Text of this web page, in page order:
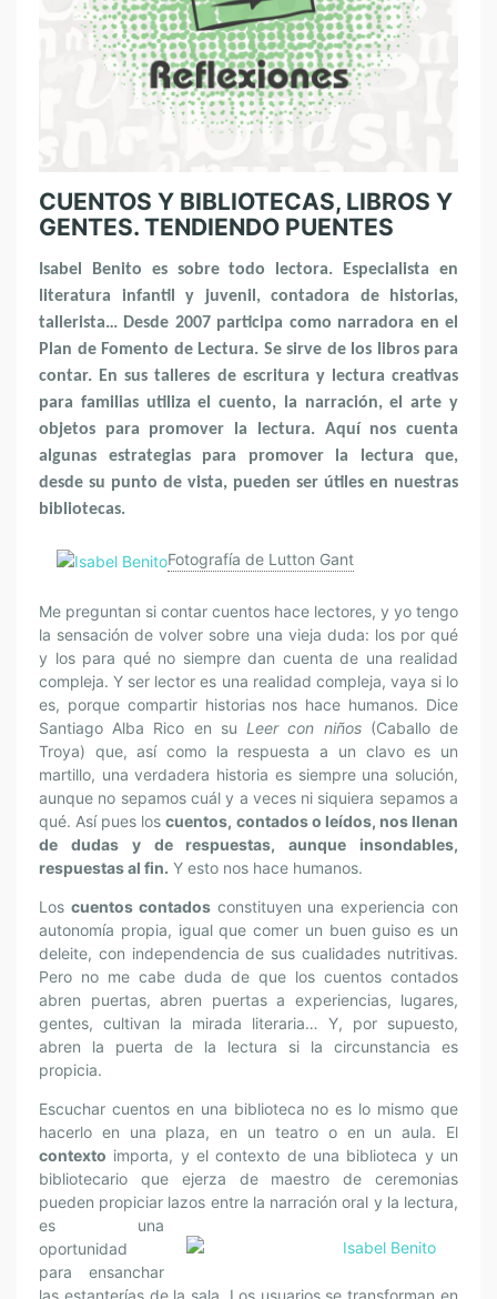
CUENTOS Y BIBLIOTECAS, LIBROS Y
GENTES. TENDIENDO PUENTES
Isabel Benito es sobre todo lectora. Especialista en
literatura infantil y juvenil, contadora de historias,
tallerista… Desde 2007 participa como narradora en el
Plan de Fomento de Lectura. Se sirve de los libros para
contar. En sus talleres de escritura y lectura creativas
para familias utiliza el cuento, la narración, el arte y
objetos para promover la lectura. Aquí nos cuenta
algunas estrategias para promover la lectura que,
desde su punto de vista, pueden ser útiles en nuestras
bibliotecas.
Fotografía de Lutton Gant
Me preguntan si contar cuentos hace lectores, y yo tengo
la sensación de volver sobre una vieja duda: los por qué
y los para qué no siempre dan cuenta de una realidad
compleja. Y ser lector es una realidad compleja, vaya si lo
es, porque compartir historias nos hace humanos. Dice
Santiago Alba Rico en suLeer con niños(Caballo de
Troya) que, así como la respuesta a un clavo es un
martillo, una verdadera historia es siempre una solución,
aunque no sepamos cuál y a veces ni siquiera sepamos a
qué. Así pues loscuentos, contados o leídos, nos llenan
de dudas y de respuestas, aunque insondables,
respuestas al fin. Y esto nos hace humanos.
Los cuentos contadosconstituyen una experiencia con
autonomía propia, igual que comer un buen guiso es un
deleite, con independencia de sus cualidades nutritivas.
Pero no me cabe duda de que los cuentos contados
abren puertas, abren puertas a experiencias, lugares,
gentes, cultivan la mirada literaria… Y, por supuesto,
abren la puerta de la lectura si la circunstancia es
propicia.
Escuchar cuentos en una biblioteca no es lo mismo que
hacerlo en una plaza, en un teatro o en un aula. El
contexto importa, y el contexto de una biblioteca y un
bibliotecario que ejerza de maestro de ceremonias
pueden propiciar lazos entre la narración oral y la lectura,
es una
oportunidad
para ensanchar
las estanterías de la sala. Los usuarios se transforman en